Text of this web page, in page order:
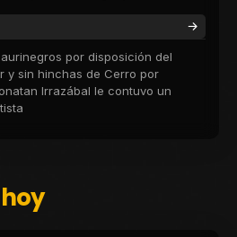
por disposición del
y sin hinchas de Cerro por
Irrazábal le contuvo un